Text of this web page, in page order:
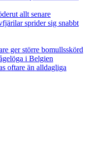
allt senare
sprider sig snabbt
ger större bomullsskörd
i Belgien
oftare än alldagliga